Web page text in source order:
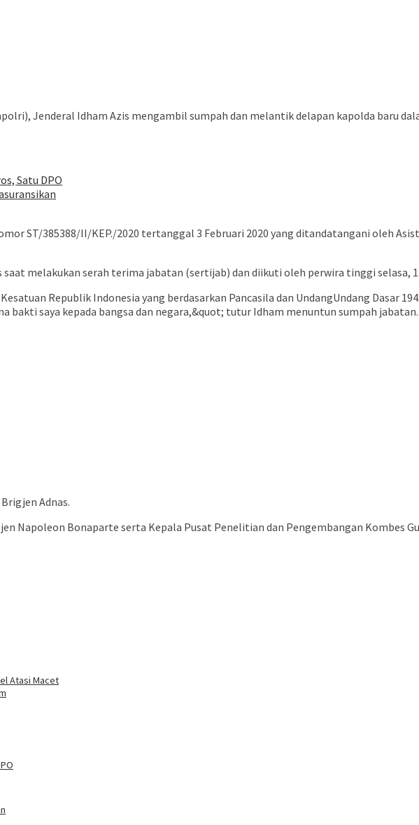
Jenderal Idham Azis mengambil sumpah dan melantik delapan kapolda baru
Satu DPO
ST/385388/II/KEP./2020 tertanggal 3 Februari 2020 yang ditandatangani oleh
melakukan serah terima jabatan (sertijab) dan diikuti oleh perwira tinggi selasa,
Republik Indonesia yang berdasarkan Pancasila dan UndangUndang Dasar
bakti saya kepada bangsa dan negara,&quot; tutur Idham menuntun sumpah jabatan.
Adnas.
Napoleon Bonaparte serta Kepala Pusat Penelitian dan Pengembangan Kombes
Atasi Macet